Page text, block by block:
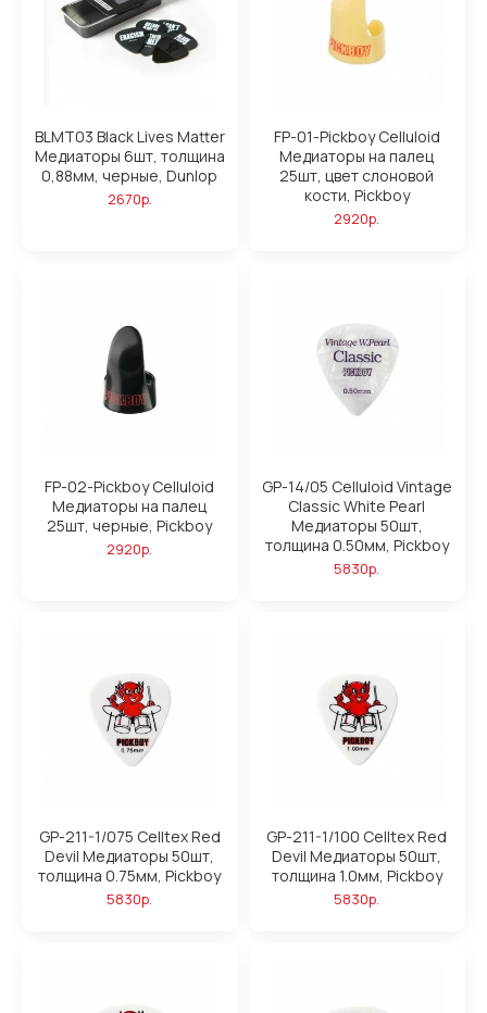
BLMT03 Black Lives Matter
Медиаторы 6шт, толщина
0,88мм, черные, Dunlop
2670р.
FP-01-Pickboy Celluloid
Медиаторы на палец
25шт, цвет слоновой
кости, Pickboy
2920р.
FP-02-Pickboy Celluloid
Медиаторы на палец
25шт, черные, Pickboy
2920р.
GP-14/05 Celluloid Vintage
Classic White Pearl
Медиаторы 50шт,
толщина 0.50мм, Pickboy
5830р.
GP-211-1/075 Celltex Red
Devil Медиаторы 50шт,
толщина 0.75мм, Pickboy
5830р.
GP-211-1/100 Celltex Red
Devil Медиаторы 50шт,
толщина 1.0мм, Pickboy
5830р.